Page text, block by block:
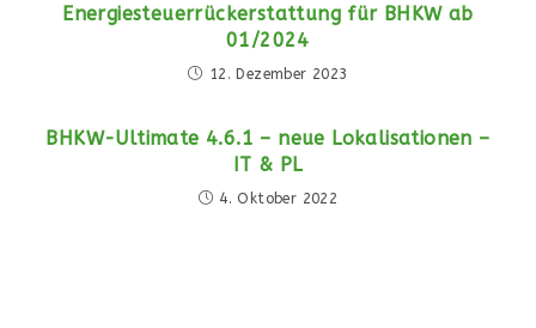
Energiesteuerrückerstattung für BHKW ab
01/2024
12. Dezember 2023
BHKW-Ultimate 4.6.1 – neue Lokalisationen –
IT & PL
4. Oktober 2022